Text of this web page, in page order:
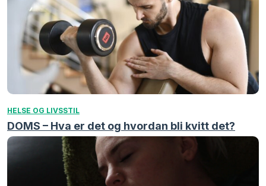
HELSE OG LIVSSTIL
DOMS – Hva er det og hvordan bli kvitt det?